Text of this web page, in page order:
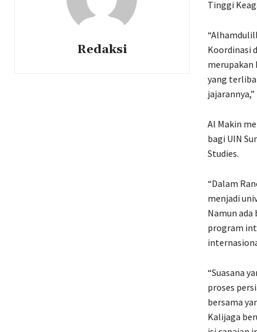
Redaksi
Tinggi
Koordinasi
merupakan
yang
Al Makin
bagi UIN
Studies.
“Dalam
menjadi
Namun
program
“Suasana
proses
bersama
Kalijaga